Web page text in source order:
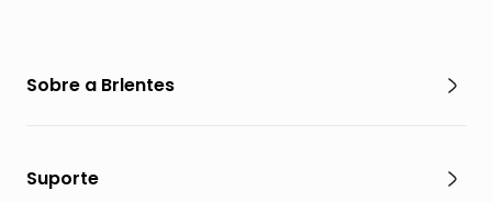
Sobre a Brlentes
Suporte